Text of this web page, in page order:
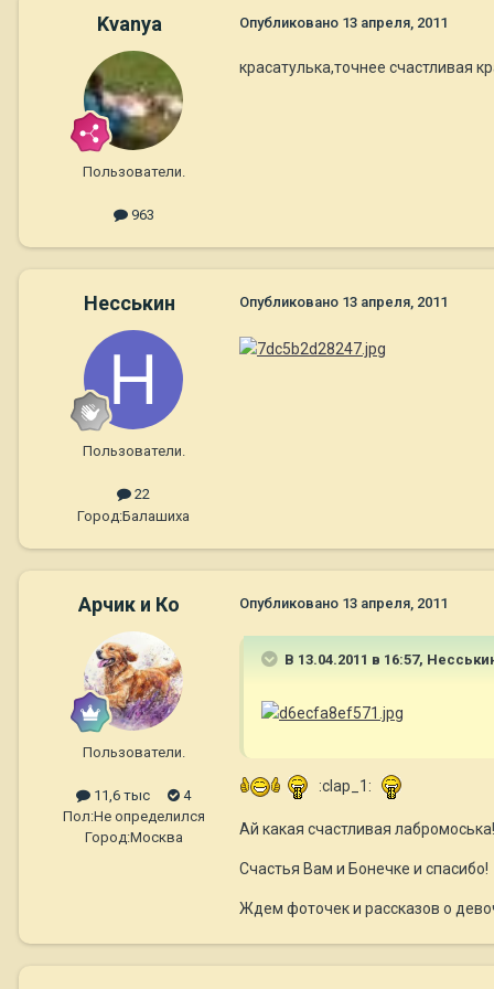
Kvanya
Пользователи.
963
Опубликовано 13 апреля, 2011
красатулька,точнее счастливая
Несськин
Пользователи.
22
Город:Балашиха
Опубликовано 13 апреля, 2011
Арчик и Ко
Пользователи.
11,6 тыс
4
Пол:Не определился
Город:Москва
Опубликовано 13 апреля, 2011
В 13.04.2011 в 16:57,
:clap_1:
Ай какая счастливая
Счастья Вам и Бонечке и спасибо!
Ждем фоточек и рассказов о